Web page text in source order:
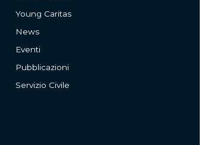
Young Caritas
News
Eventi
Pubblicazioni
Servizio Civile